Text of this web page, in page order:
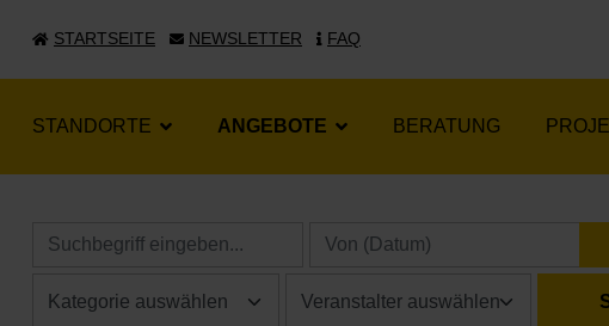
STARTSEITE NEWSLETTER FAQ
STANDORTE ANGEBOTE BERATUNG